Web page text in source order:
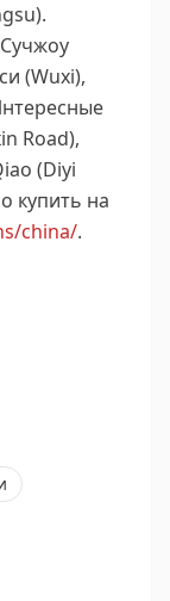
(Wuxi),
Road),
(Diyi
купить на
china/.